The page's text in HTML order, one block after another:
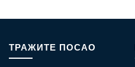
ТРАЖИТЕ ПОСАО